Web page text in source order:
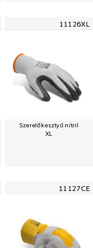
11126XL
Szerelőkesztyű nitril
XL
11127CE